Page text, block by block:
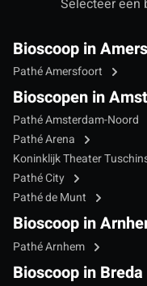
Selecteer een
Bioscoop in
Pathé Amersfoort
Bioscopen in
Pathé Amsterdam-Noord
Pathé Arena
Koninklijk Theater
Pathé City
Pathé de Munt
Bioscoop in
Pathé Arnhem
Bioscoop in Breda